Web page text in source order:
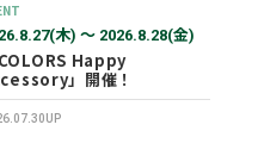
木) 〜 2026.8.28(金)
COLORS Happy
」開催！